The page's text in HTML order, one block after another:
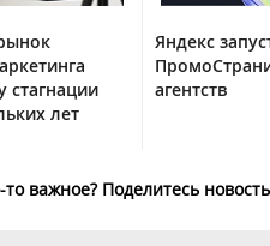
стагнации
лет
Яндекс
агентств
важное? Поделитесь